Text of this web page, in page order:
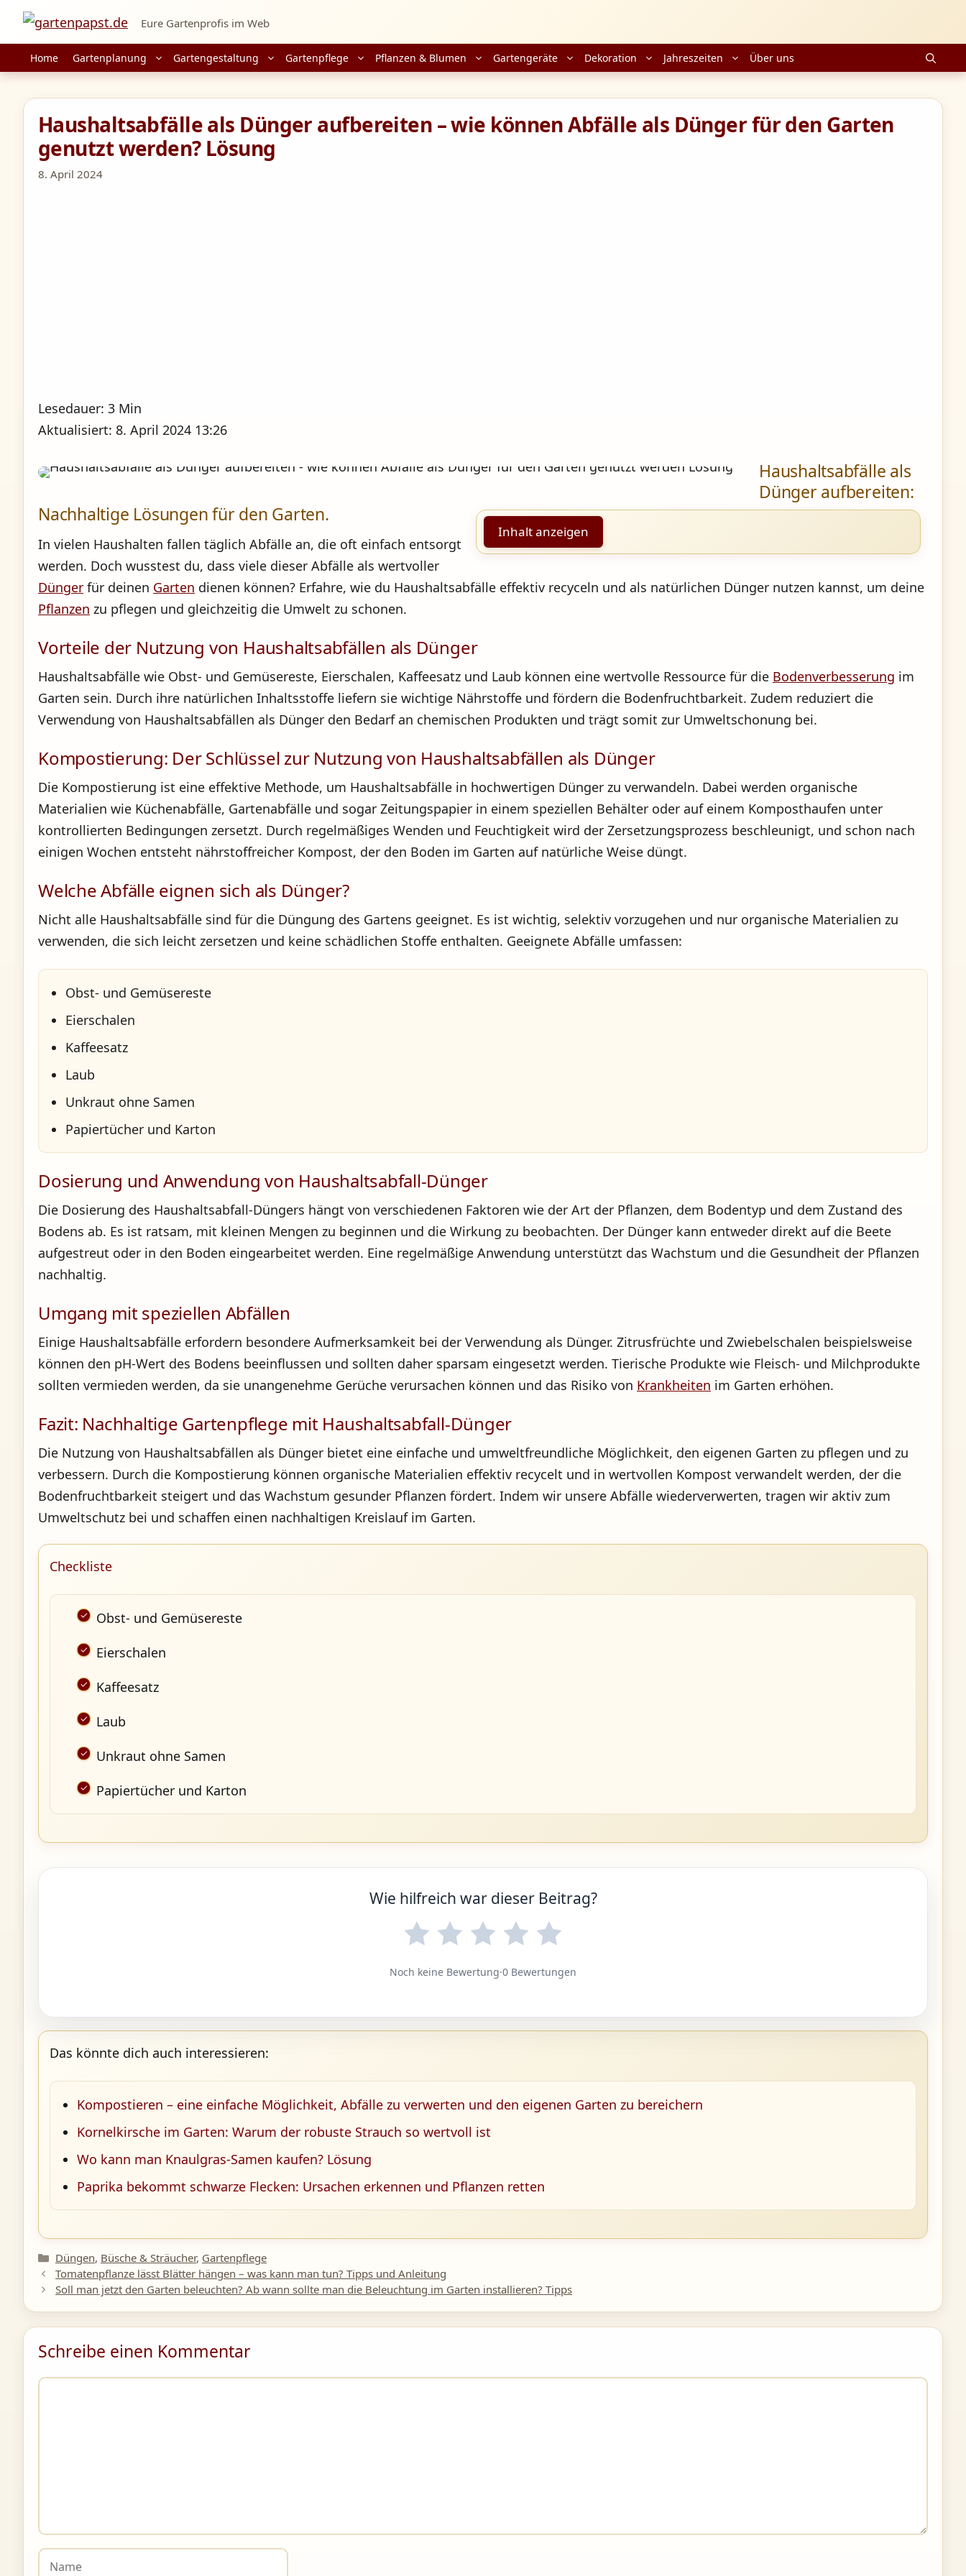
Zum
springen
Eure Gartenprofis im Web
Home Gartenplanung Gartengestaltung Gartenpflege Pflanzen & Blumen Gartengeräte Dekoration Jahreszeiten Über uns
Haushaltsabfälle als Dünger aufbereiten – wie können Abfälle als Dünger für den Garten
genutzt werden? Lösung
8. April 2024
Lesedauer: 3 Min
Aktualisiert: 8. April 2024 13:26
Inhalt anzeigen
Haushaltsabfälle als
Dünger aufbereiten:
Nachhaltige Lösungen für den Garten.
In vielen Haushalten fallen täglich Abfälle an, die oft einfach entsorgt
werden. Doch wusstest du, dass viele dieser Abfälle als wertvoller
Dünger für deinen Garten dienen können? Erfahre, wie du Haushaltsabfälle effektiv recyceln und als natürlichen Dünger nutzen kannst, um deine
Pflanzen zu pflegen und gleichzeitig die Umwelt zu schonen.
Vorteile der Nutzung von Haushaltsabfällen als Dünger
Haushaltsabfälle wie Obst- und Gemüsereste, Eierschalen, Kaffeesatz und Laub können eine wertvolle Ressource für die Bodenverbesserung im
Garten sein. Durch ihre natürlichen Inhaltsstoffe liefern sie wichtige Nährstoffe und fördern die Bodenfruchtbarkeit. Zudem reduziert die
Verwendung von Haushaltsabfällen als Dünger den Bedarf an chemischen Produkten und trägt somit zur Umweltschonung bei.
Kompostierung: Der Schlüssel zur Nutzung von Haushaltsabfällen als Dünger
Die Kompostierung ist eine effektive Methode, um Haushaltsabfälle in hochwertigen Dünger zu verwandeln. Dabei werden organische
Materialien wie Küchenabfälle, Gartenabfälle und sogar Zeitungspapier in einem speziellen Behälter oder auf einem Komposthaufen unter
kontrollierten Bedingungen zersetzt. Durch regelmäßiges Wenden und Feuchtigkeit wird der Zersetzungsprozess beschleunigt, und schon nach
einigen Wochen entsteht nährstoffreicher Kompost, der den Boden im Garten auf natürliche Weise düngt.
Welche Abfälle eignen sich als Dünger?
Nicht alle Haushaltsabfälle sind für die Düngung des Gartens geeignet. Es ist wichtig, selektiv vorzugehen und nur organische Materialien zu
verwenden, die sich leicht zersetzen und keine schädlichen Stoffe enthalten. Geeignete Abfälle umfassen:
Obst- und Gemüsereste
Eierschalen
Kaffeesatz
Laub
Unkraut ohne Samen
Papiertücher und Karton
Dosierung und Anwendung von Haushaltsabfall-Dünger
Die Dosierung des Haushaltsabfall-Düngers hängt von verschiedenen Faktoren wie der Art der Pflanzen, dem Bodentyp und dem Zustand des
Bodens ab. Es ist ratsam, mit kleinen Mengen zu beginnen und die Wirkung zu beobachten. Der Dünger kann entweder direkt auf die Beete
aufgestreut oder in den Boden eingearbeitet werden. Eine regelmäßige Anwendung unterstützt das Wachstum und die Gesundheit der Pflanzen
nachhaltig.
Umgang mit speziellen Abfällen
Einige Haushaltsabfälle erfordern besondere Aufmerksamkeit bei der Verwendung als Dünger. Zitrusfrüchte und Zwiebelschalen beispielsweise
können den pH-Wert des Bodens beeinflussen und sollten daher sparsam eingesetzt werden. Tierische Produkte wie Fleisch- und Milchprodukte
sollten vermieden werden, da sie unangenehme Gerüche verursachen können und das Risiko von Krankheiten im Garten erhöhen.
Fazit: Nachhaltige Gartenpflege mit Haushaltsabfall-Dünger
Die Nutzung von Haushaltsabfällen als Dünger bietet eine einfache und umweltfreundliche Möglichkeit, den eigenen Garten zu pflegen und zu
verbessern. Durch die Kompostierung können organische Materialien effektiv recycelt und in wertvollen Kompost verwandelt werden, der die
Bodenfruchtbarkeit steigert und das Wachstum gesunder Pflanzen fördert. Indem wir unsere Abfälle wiederverwerten, tragen wir aktiv zum
Umweltschutz bei und schaffen einen nachhaltigen Kreislauf im Garten.
Checkliste
Obst- und Gemüsereste
Eierschalen
Kaffeesatz
Laub
Unkraut ohne Samen
Papiertücher und Karton
Wie hilfreich war dieser Beitrag?
Noch keine Bewertung·0 Bewertungen
Das könnte dich auch interessieren:
Kompostieren – eine einfache Möglichkeit, Abfälle zu verwerten und den eigenen Garten zu bereichern
Kornelkirsche im Garten: Warum der robuste Strauch so wertvoll ist
Wo kann man Knaulgras-Samen kaufen? Lösung
Paprika bekommt schwarze Flecken: Ursachen erkennen und Pflanzen retten
Kategorien
Düngen, Büsche & Sträucher, Gartenpflege
Tomatenpflanze lässt Blätter hängen – was kann man tun? Tipps und Anleitung
Soll man jetzt den Garten beleuchten? Ab wann sollte man die Beleuchtung im Garten installieren? Tipps
Schreibe einen Kommentar
Kommentar
Name